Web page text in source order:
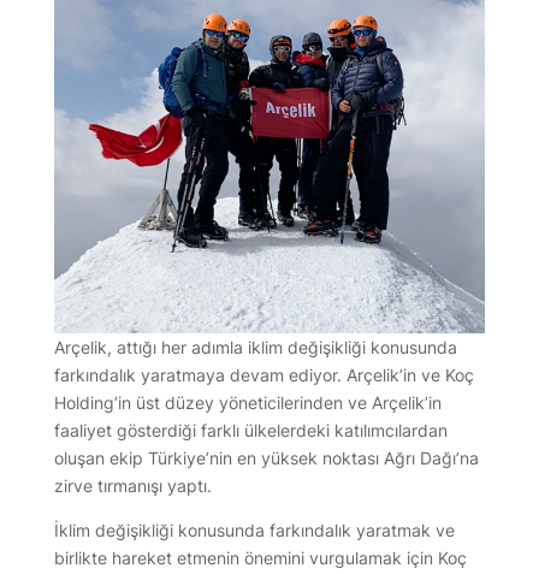
Arçelik, attığı her adımla iklim değişikliği konusunda
farkındalık yaratmaya devam ediyor. Arçelik’in ve Koç
Holding’in üst düzey yöneticilerinden ve Arçelik’in
faaliyet gösterdiği farklı ülkelerdeki katılımcılardan
oluşan ekip Türkiye’nin en yüksek noktası Ağrı Dağı’na
zirve tırmanışı yaptı.
İklim değişikliği konusunda farkındalık yaratmak ve
birlikte hareket etmenin önemini vurgulamak için Koç